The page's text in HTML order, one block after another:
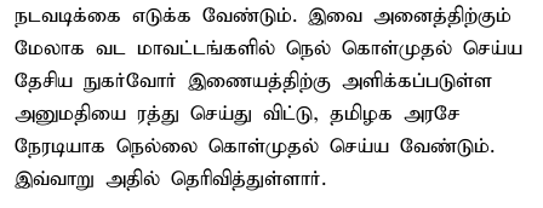
நடவடிக்கை எடுக்க வேண்டும். இவை அனைத்திற்கும்
மேலாக வட மாவட்டங்களில் நெல் கொள்முதல் செய்ய
தேசிய நுகர்வோர் இணையத்திற்கு அளிக்கப்படுள்ள
அனுமதியை ரத்து செய்து விட்டு, தமிழக அரசே
நேரடியாக நெல்லை கொள்முதல் செய்ய வேண்டும்.
இவ்வாறு அதில் தெரிவித்துள்ளார்.